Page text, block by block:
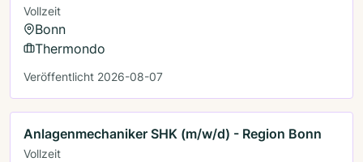
Vollzeit
Bonn
Thermondo
Veröffentlicht 2026-08-07
Anlagenmechaniker SHK (m/w/d) - Region Bonn
Vollzeit